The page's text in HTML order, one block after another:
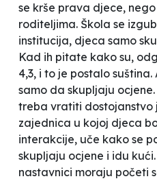
se krše prava djece,
roditeljima. Škola se
institucija, djeca samo
Kad ih pitate kako su,
4,3, i to je postalo
samo da skupljaju
treba vratiti dostojanstvo
zajednica u kojoj djeca
interakcije, uče kako se
skupljaju ocjene i idu
nastavnici moraju početi